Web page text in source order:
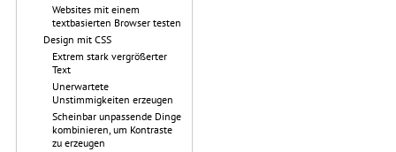
Websites mit einem
textbasierten Browser testen
Design mit CSS
Extrem stark vergrößerter
Text
Unerwartete
Unstimmigkeiten erzeugen
Scheinbar unpassende Dinge
kombinieren, um Kontraste
zu erzeugen